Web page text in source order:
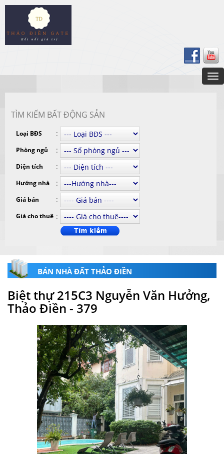
TÌM KIẾM BẤT ĐỘNG SẢN
Loại BĐS :
Phòng ngủ :
Diện tích :
Hướng nhà :
Giá bán :
Giá cho thuê :
BÁN NHÀ ĐẤT THẢO ĐIỀN
Biệt thự 215C3 Nguyễn Văn Hưởng,
Thảo Điền - 379